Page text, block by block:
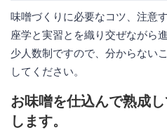
味噌づくりに必要なコツ、注意
座学と実習とを織り交ぜながら
少人数制ですので、分からない
してください。
お味噌を仕込んで熟成
します。